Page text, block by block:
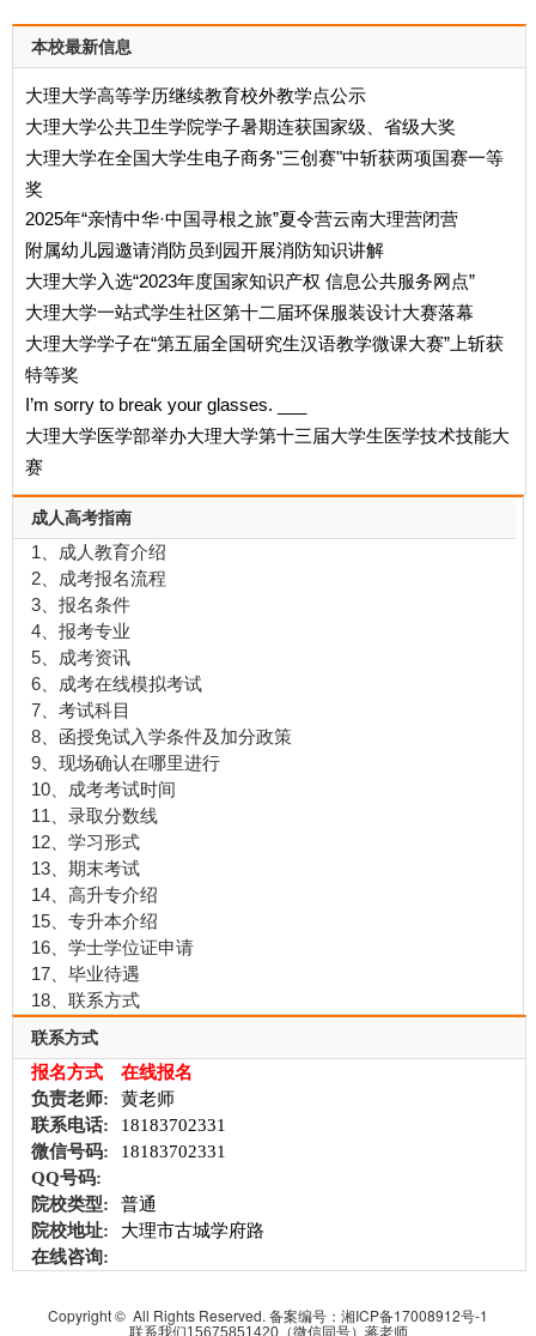
本校最新信息
大理大学高等学历继续教育校外教学点公示
大理大学公共卫生学院学子暑期连获国家级、省级大奖
大理大学在全国大学生电子商务"三创赛"中斩获两项国赛一等
奖
2025年“亲情中华·中国寻根之旅”夏令营云南大理营闭营
附属幼儿园邀请消防员到园开展消防知识讲解
大理大学入选“2023年度国家知识产权 信息公共服务网点”
大理大学一站式学生社区第十二届环保服装设计大赛落幕
大理大学学子在“第五届全国研究生汉语教学微课大赛”上斩获
特等奖
I’m sorry to break your glasses. ___
大理大学医学部举办大理大学第十三届大学生医学技术技能大
赛
成人高考指南
1、成人教育介绍
2、成考报名流程
3、报名条件
4、报考专业
5、成考资讯
6、成考在线模拟考试
7、考试科目
8、函授免试入学条件及加分政策
9、现场确认在哪里进行
10、成考考试时间
11、录取分数线
12、学习形式
13、期末考试
14、高升专介绍
15、专升本介绍
16、学士学位证申请
17、毕业待遇
18、联系方式
联系方式
报名方式
在线报名
负责老师:
黄老师
联系电话:
18183702331
微信号码:
18183702331
QQ号码:
院校类型:
普通
院校地址:
大理市古城学府路
在线咨询:
Copyright © All Rights Reserved. 备案编号： 湘ICP备17008912号-1
联系我们15675851420（微信同号）蒋老师